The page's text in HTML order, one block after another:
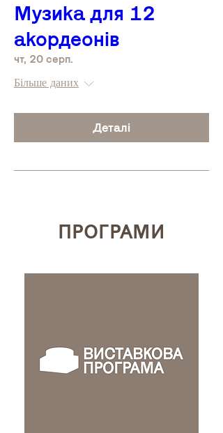
Музика для 12
акордеонів
чт, 20 серп.
Більше даних
Деталі
ПРОГРАМИ